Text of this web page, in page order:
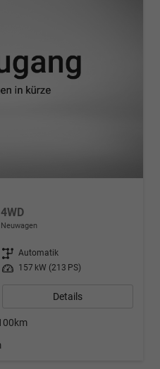
Neuwagen
Getriebe Automatik
Leistung 157 kW (213 PS)
Details